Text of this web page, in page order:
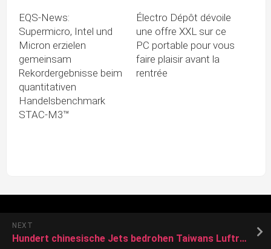
EQS-News:
Supermicro, Intel und
Micron erzielen
gemeinsam
Rekordergebnisse beim
quantitativen
Handelsbenchmark
STAC-M3™
Électro Dépôt dévoile
une offre XXL sur ce
PC portable pour vous
faire plaisir avant la
rentrée
NEXT
Hundert chinesische Jets bedrohen Taiwans Luftraum